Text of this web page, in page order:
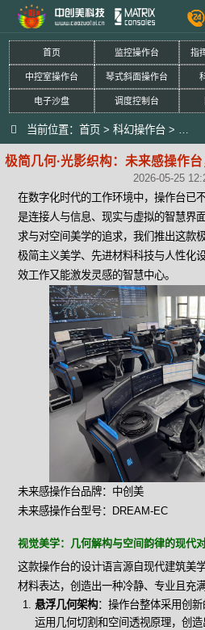
首页 监控操作台 指
中控室操作台 琴式斜面操作台
电子沙盘 调度控制台
当前位置：首页 > 科幻操作台 > 极简
极简几何·光影织构：未来感操作
2026-05-25
在数字化时代的工作环境中，操作台已
是连接人与信息、现实与虚拟的智慧界
求与对空间美学的追求，我们推出这款
极简主义美学、先进材料科技与人性化
效工作又能激发灵感的智慧中心。
未来感操作台品牌：中创美
未来感操作台型号：DREAM-EC
视觉美学：几何解构与空间韵律的现代
这款操作台的设计语言源自现代建筑美
材料表达，创造出一种冷静、专业且充
悬浮几何架构：操作台整体采用创
运用几何切割和空间透视原理，创